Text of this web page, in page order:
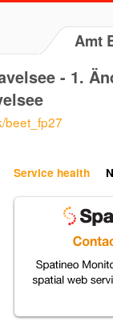
Amt
- 1.
beet_fp27
Service health